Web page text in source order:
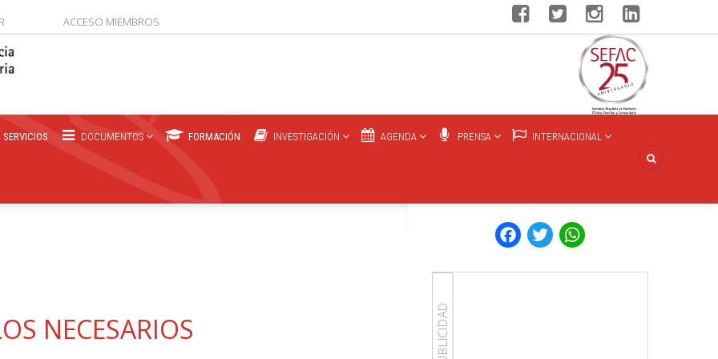
ACCESO MIEMBROS
SERVICIOS DOCUMENTOS FORMACIÓN INVESTIGACIÓN AGENDA PRENSA INTERNACIONAL
Facebook
Twitter
NECESARIOS PUBLICIDAD